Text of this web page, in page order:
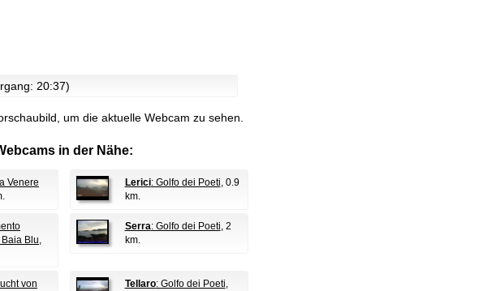
20:37)
um die aktuelle Webcam zu sehen.
in der Nähe:
Venere
Lerici: Golfo dei Poeti, 0.9
km.
Blu,
Serra: Golfo dei Poeti, 2
km.
von
Tellaro: Golfo dei Poeti,